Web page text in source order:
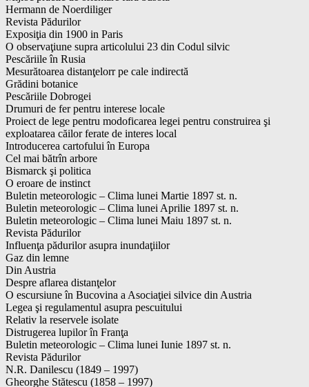
Hermann de Noerdiliger
Revista Pădurilor
Exposiţia din 1900 in Paris
O observaţiune supra articolului 23 din Codul silvic
Pescăriile în Rusia
Mesurătoarea distanţelorr pe cale indirectă
Grădini botanice
Pescăriile Dobrogei
Drumuri de fer pentru interese locale
Proiect de lege pentru modoficarea legei pentru construirea şi
exploatarea căilor ferate de interes local
Introducerea cartofului în Europa
Cel mai bătrîn arbore
Bismarck şi politica
O eroare de instinct
Buletin meteorologic – Clima lunei Martie 1897 st. n.
Buletin meteorologic – Clima lunei Aprilie 1897 st. n.
Buletin meteorologic – Clima lunei Maiu 1897 st. n.
Revista Pădurilor
Influenţa pădurilor asupra inundaţiilor
Gaz din lemne
Din Austria
Despre aflarea distanţelor
O escursiune în Bucovina a Asociaţiei silvice din Austria
Legea şi regulamentul asupra pescuitului
Relativ la reservele isolate
Distrugerea lupilor în Franţa
Buletin meteorologic – Clima lunei Iunie 1897 st. n.
Revista Pădurilor
N.R. Danilescu (1849 – 1997)
Gheorghe Stătescu (1858 – 1997)